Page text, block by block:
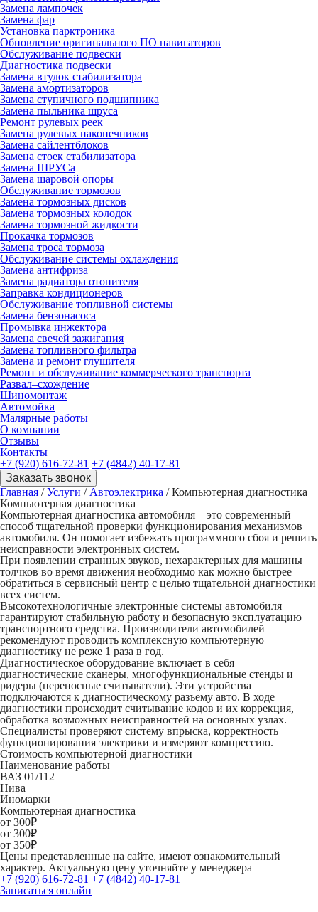
Замена лампочек
Замена фар
Установка парктроника
Обновление оригинального ПО навигаторов
Обслуживание подвески
Диагностика подвески
Замена втулок стабилизатора
Замена амортизаторов
Замена ступичного подшипника
Замена пыльника шруса
Ремонт рулевых реек
Замена рулевых наконечников
Замена сайлентблоков
Замена стоек стабилизатора
Замена ШРУСа
Замена шаровой опоры
Обслуживание тормозов
Замена тормозных дисков
Замена тормозных колодок
Замена тормозной жидкости
Прокачка тормозов
Замена троса тормоза
Обслуживание системы охлаждения
Замена антифриза
Замена радиатора отопителя
Заправка кондиционеров
Обслуживание топливной системы
Замена бензонасоса
Промывка инжектора
Замена свечей зажигания
Замена топливного фильтра
Замена и ремонт глушителя
Ремонт и обслуживание коммерческого транспорта
Развал–схождение
Шиномонтаж
Автомойка
Малярные работы
О компании
Отзывы
Контакты
+7 (920) 616-72-81 +7 (4842) 40-17-81
Заказать звонок
Главная /Услуги / Автоэлектрика /Компьютерная диагностика
Компьютерная диагностика
Компьютерная диагностика автомобиля – это современный
способ тщательной проверки функционирования механизмов
автомобиля. Он помогает избежать программного сбоя и решить
неисправности электронных систем.
При появлении странных звуков, нехарактерных для машины
толчков во время движения необходимо как можно быстрее
обратиться в сервисный центр с целью тщательной диагностики
всех систем.
Высокотехнологичные электронные системы автомобиля
гарантируют стабильную работу и безопасную эксплуатацию
транспортного средства. Производители автомобилей
рекомендуют проводить комплексную компьютерную
диагностику не реже 1 раза в год.
Диагностическое оборудование включает в себя
диагностические сканеры, многофункциональные стенды и
ридеры (переносные считыватели). Эти устройства
подключаются к диагностическому разъему авто. В ходе
диагностики происходит считывание кодов и их коррекция,
обработка возможных неисправностей на основных узлах.
Специалисты проверяют систему впрыска, корректность
функционирования электрики и измеряют компрессию.
Стоимость компьютерной диагностики
Наименование работы
ВАЗ 01/112
Нива
Иномарки
Компьютерная диагностика
от 300₽
от 300₽
от 350₽
Цены представленные на сайте, имеют ознакомительный
характер. Актуальную цену уточняйте у менеджера
+7 (920) 616-72-81 +7 (4842) 40-17-81
Записаться онлайн